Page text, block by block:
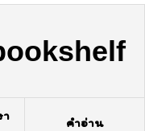
คำอ่าน